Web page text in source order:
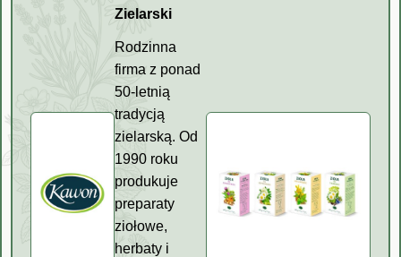
Zielarski
Rodzinna
firma z ponad
50-letnią
tradycją
zielarską. Od
1990 roku
produkuje
preparaty
ziołowe,
herbaty i